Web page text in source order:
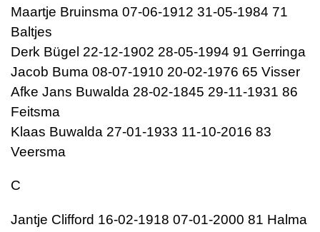
Maartje Bruinsma 07-06-1912 31-05-1984 71
Baltjes
Derk Bügel 22-12-1902 28-05-1994 91 Gerringa
Jacob Buma 08-07-1910 20-02-1976 65 Visser
Afke Jans Buwalda 28-02-1845 29-11-1931 86
Feitsma
Klaas Buwalda 27-01-1933 11-10-2016 83
Veersma
C
Jantje Clifford 16-02-1918 07-01-2000 81 Halma